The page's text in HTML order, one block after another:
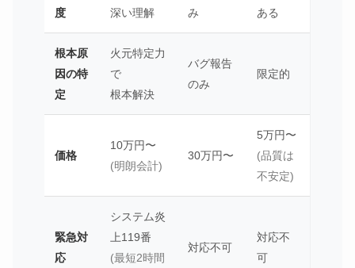
度
深い理解
み
ある
根本原
因の特
定
火元特定力
で
根本解決
バグ報告
のみ
限定的
価格
10万円〜
(明朗会計)
30万円〜
5万円〜
(品質は
不安定)
緊急対
応
システム炎
上119番
(最短2時間
対応不可
対応不
可